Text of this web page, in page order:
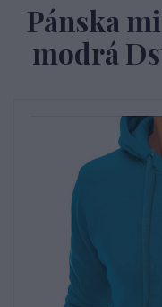
Pánska
modrá